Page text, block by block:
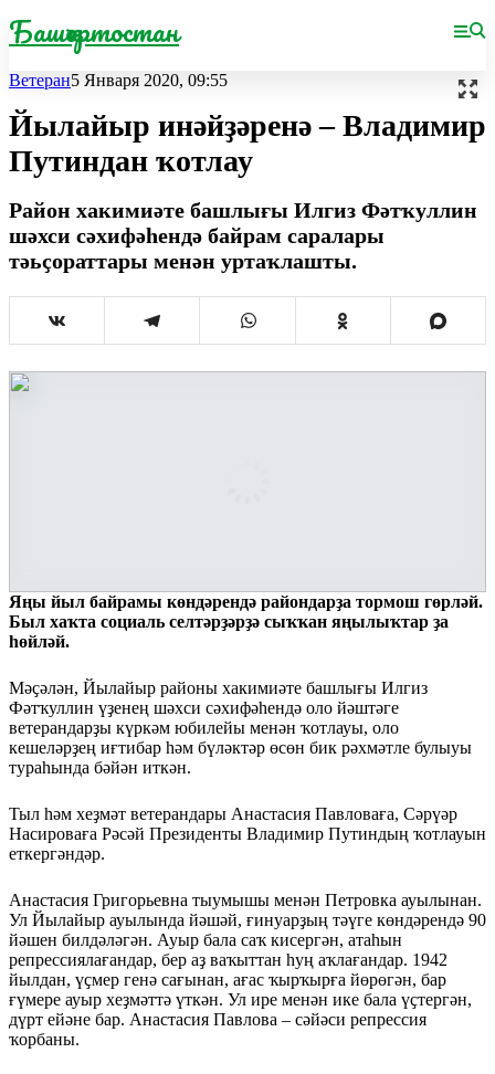
Башҡортостан
Ветеран5 Января 2020, 09:55
Йылайыр инәйҙәренә – Владимир
Путиндан ҡотлау
Район хакимиәте башлығы Илгиз Фәтҡуллин
шәхси сәхифәһендә байрам саралары
тәьҫораттары менән уртаҡлашты.
Яңы йыл байрамы көндәрендә райондарҙа тормош гөрләй.
Был хаҡта социаль селтәрҙәрҙә сыҡҡан яңылыҡтар ҙа
һөйләй.
Мәҫәлән, Йылайыр районы хакимиәте башлығы Илгиз
Фәтҡуллин үҙенең шәхси сәхифәһендә оло йәштәге
ветерандарҙы күркәм юбилейы менән ҡотлауы, оло
кешеләрҙең иғтибар һәм бүләктәр өсөн бик рәхмәтле булыуы
тураһында бәйән иткән.
Тыл һәм хеҙмәт ветерандары Анастасия Павловаға, Сәрүәр
Насироваға Рәсәй Президенты Владимир Путиндың ҡотлауын
еткергәндәр.
Анастасия Григорьевна тыумышы менән Петровка ауылынан.
Ул Йылайыр ауылында йәшәй, ғинуарҙың тәүге көндәрендә 90
йәшен билдәләгән. Ауыр бала саҡ кисергән, атаһын
репрессиялағандар, бер аҙ ваҡыттан һуң аҡлағандар. 1942
йылдан, үҫмер генә сағынан, ағас ҡырҡырға йөрөгән, бар
ғүмере ауыр хеҙмәттә үткән. Ул ире менән ике бала үҫтергән,
дүрт ейәне бар. Анастасия Павлова – сәйәси репрессия
ҡорбаны.